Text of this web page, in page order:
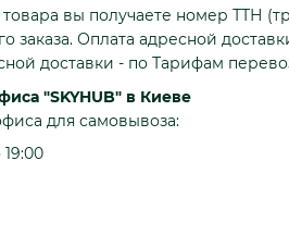
вы получаете номер ТТН
заказа. Оплата адресной
доставки - по Тарифам
"SKYHUB" в Киеве
для самовывоза: